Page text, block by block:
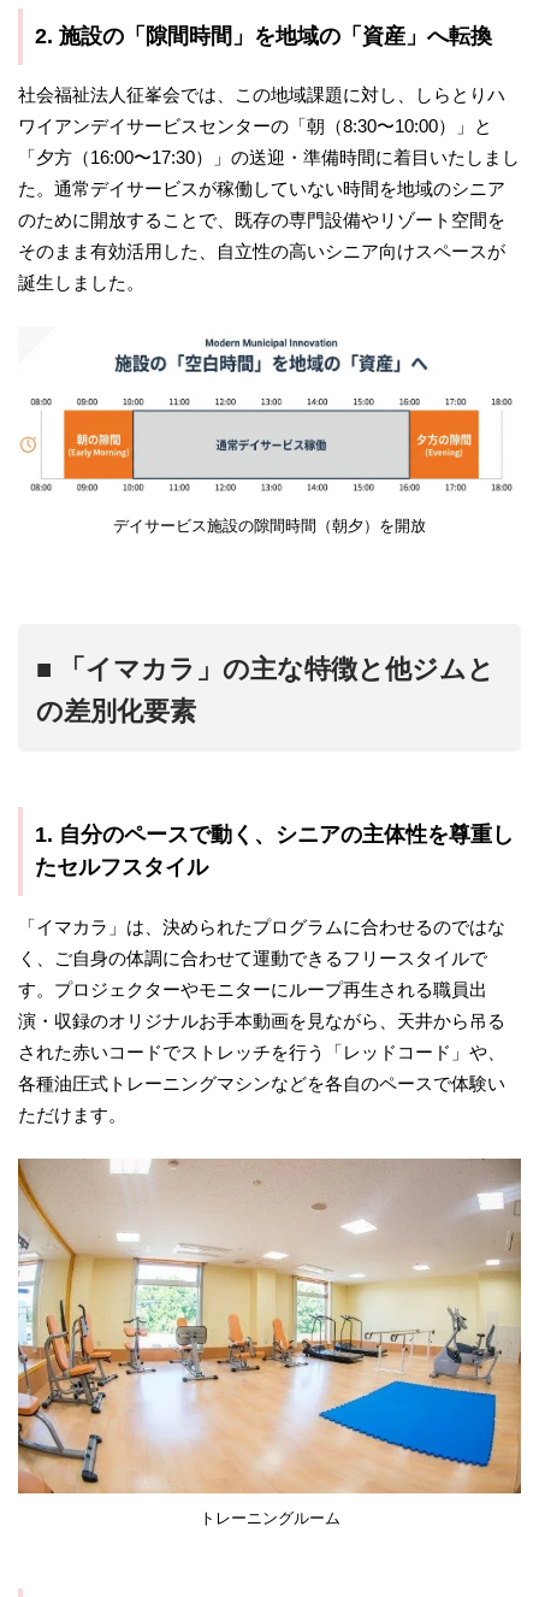
2. 施設の「隙間時間」を地域の「資産」へ転換
社会福祉法人征峯会では、この地域課題に対し、しらとりハ
ワイアンデイサービスセンターの「朝（8:30〜10:00）」と
「夕方（16:00〜17:30）」の送迎・準備時間に着目いたしまし
た。通常デイサービスが稼働していない時間を地域のシニア
のために開放することで、既存の専門設備やリゾート空間を
そのまま有効活用した、自立性の高いシニア向けスペースが
誕生しました。
デイサービス施設の隙間時間（朝夕）を開放
■ 「イマカラ」の主な特徴と他ジムと
の差別化要素
1. 自分のペースで動く、シニアの主体性を尊重し
たセルフスタイル
「イマカラ」は、決められたプログラムに合わせるのではな
く、ご自身の体調に合わせて運動できるフリースタイルで
す。プロジェクターやモニターにループ再生される職員出
演・収録のオリジナルお手本動画を見ながら、天井から吊る
された赤いコードでストレッチを行う「レッドコード」や、
各種油圧式トレーニングマシンなどを各自のペースで体験い
ただけます。
トレーニングルーム